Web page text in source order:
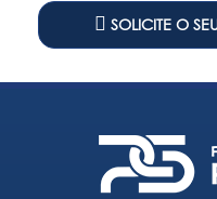
SOLICITE O